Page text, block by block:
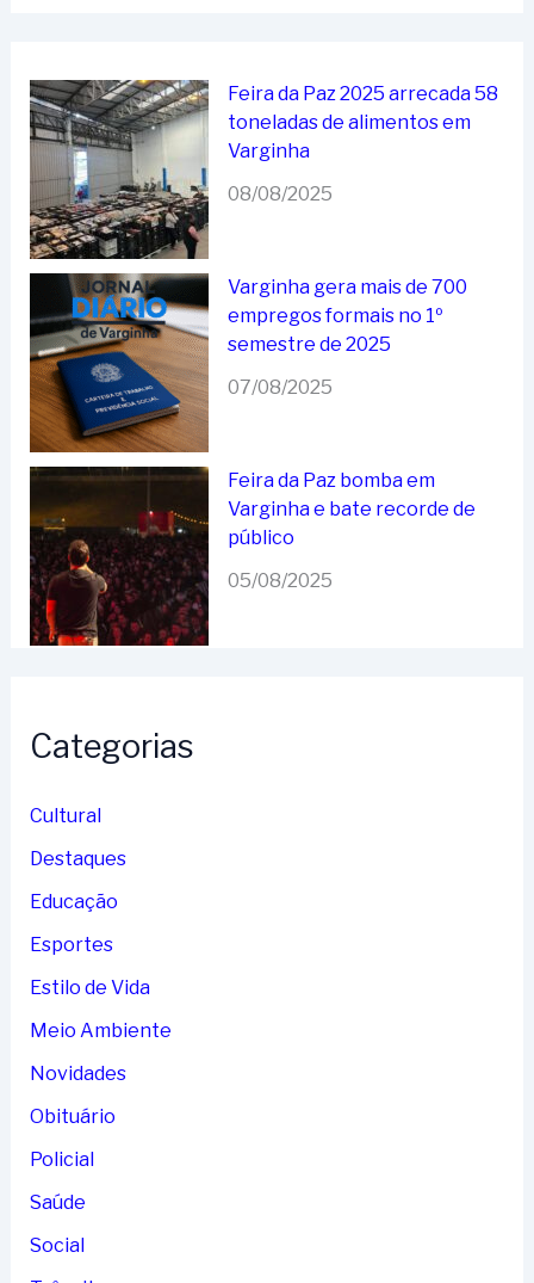
Feira da Paz 2025 arrecada 58
toneladas de alimentos em
Varginha
08/08/2025
Varginha gera mais de 700
empregos formais no 1º
semestre de 2025
07/08/2025
Feira da Paz bomba em
Varginha e bate recorde de
público
05/08/2025
Categorias
Cultural
Destaques
Educação
Esportes
Estilo de Vida
Meio Ambiente
Novidades
Obituário
Policial
Saúde
Social